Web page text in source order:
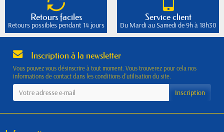
Retours faciles
Retours possibles pendant 14 jours
Service client
Du Mardi au Samedi de 9h à 18h30
Inscription à la newsletter
Vous pouvez vous désinscrire à tout moment. Vous trouverez pour cela nos
informations de contact dans les conditions d'utilisation du site.